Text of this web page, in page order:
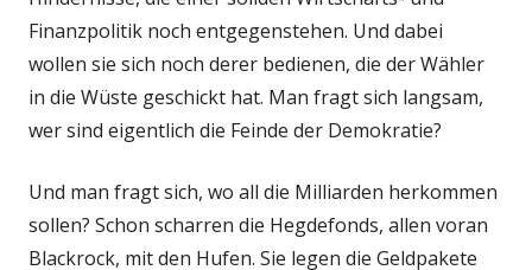
Finanzpolitik noch entgegenstehen. Und dabei
wollen sie sich noch derer bedienen, die der Wähler
in die Wüste geschickt hat. Man fragt sich langsam,
wer sind eigentlich die Feinde der Demokratie?
Und man fragt sich, wo all die Milliarden herkommen
sollen? Schon scharren die Hegdefonds, allen voran
Blackrock, mit den Hufen. Sie legen die Geldpakete